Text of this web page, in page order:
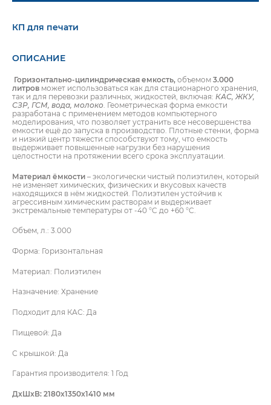
КП для печати
ОПИСАНИЕ
Горизонтально-цилиндрическая емкость, объемом 3.000
литров может использоваться как для стационарного хранения,
так и для перевозки различных, жидкостей, включая: КАС, ЖКУ,
СЗР, ГСМ, вода, молоко . Геометрическая форма емкости
разработана с применением методов компьютерного
моделирования, что позволяет устранить все несовершенства
емкости ещё до запуска в производство. Плотные стенки, форма
и низкий центр тяжести способствуют тому, что емкость
выдерживает повышенные нагрузки без нарушения
целостности на протяжении всего срока эксплуатации.
Материал ёмкости – экологически чистый полиэтилен, который
не изменяет химических, физических и вкусовых качеств
находящихся в нём жидкостей. Полиэтилен устойчив к
агрессивным химическим растворам и выдерживает
экстремальные температуры от -40 °C до +60 °C.
Объем, л.: 3.000
Форма: Горизонтальная
Материал: Полиэтилен
Назначение: Хранение
Подходит для КАС: Да
Пищевой: Да
С крышкой: Да
Гарантия производителя: 1 Год
ДxШxВ: 2180x1350x1410 ммУВАЖАЕМЫЙ КЛИЕНТ!
ПОЛУЧИТЬ КОНСУЛЬТАЦИЮ